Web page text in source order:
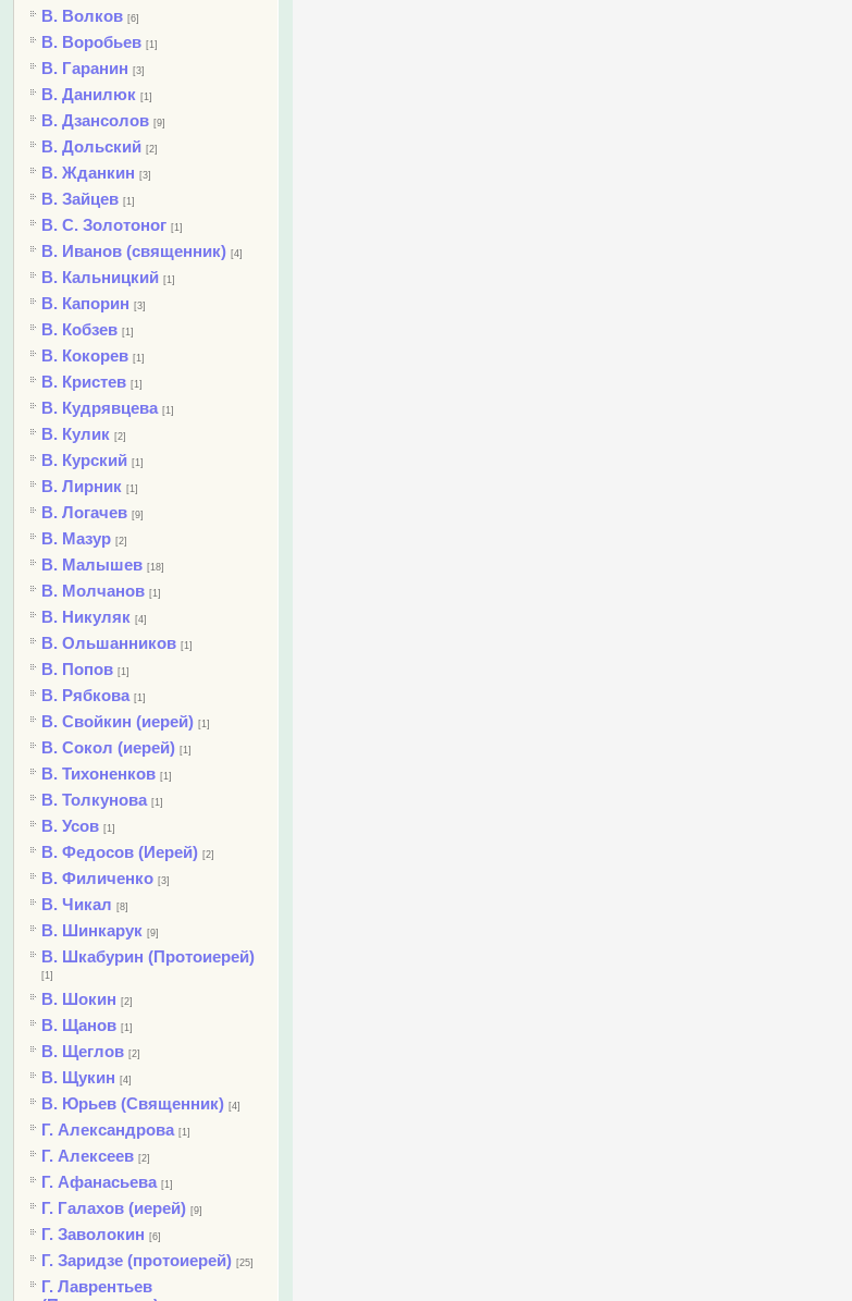
В. Волков [6]
В. Воробьев [1]
В. Гаранин [3]
В. Данилюк [1]
В. Дзансолов [9]
В. Дольский [2]
В. Жданкин [3]
В. Зайцев [1]
В. С. Золотоног [1]
В. Иванов (священник) [4]
В. Кальницкий [1]
В. Капорин [3]
В. Кобзев [1]
В. Кокорев [1]
В. Кристев [1]
В. Кудрявцева [1]
В. Кулик [2]
В. Курский [1]
В. Лирник [1]
В. Логачев [9]
В. Мазур [2]
В. Малышев [18]
В. Молчанов [1]
В. Никуляк [4]
В. Ольшанников [1]
В. Попов [1]
В. Рябкова [1]
В. Свойкин (иерей) [1]
В. Сокол (иерей) [1]
В. Тихоненков [1]
В. Толкунова [1]
В. Усов [1]
В. Федосов (Иерей) [2]
В. Филиченко [3]
В. Чикал [8]
В. Шинкарук [9]
В. Шкабурин (Протоиерей)
[1]
В. Шокин [2]
В. Щанов [1]
В. Щеглов [2]
В. Щукин [4]
В. Юрьев (Священник) [4]
Г. Александрова [1]
Г. Алексеев [2]
Г. Афанасьева [1]
Г. Галахов (иерей) [9]
Г. Заволокин [6]
Г. Заридзе (протоиерей) [25]
Г. Лаврентьев